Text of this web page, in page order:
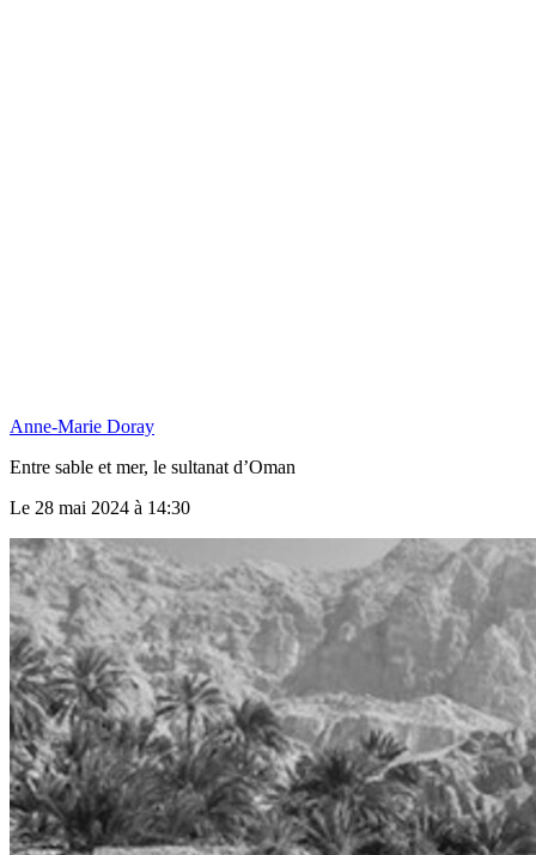
Anne-Marie Doray
Entre sable et mer, le sultanat d’Oman
Le 28 mai 2024 à 14:30